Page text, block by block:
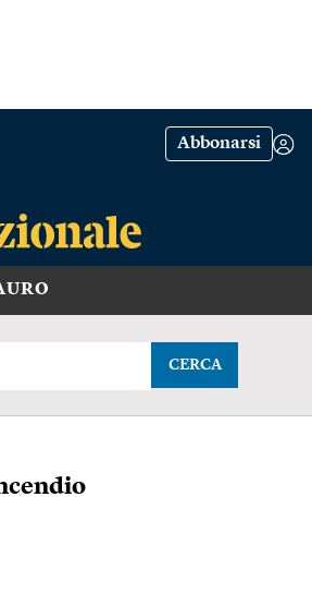
Abbonarsi
CERCA